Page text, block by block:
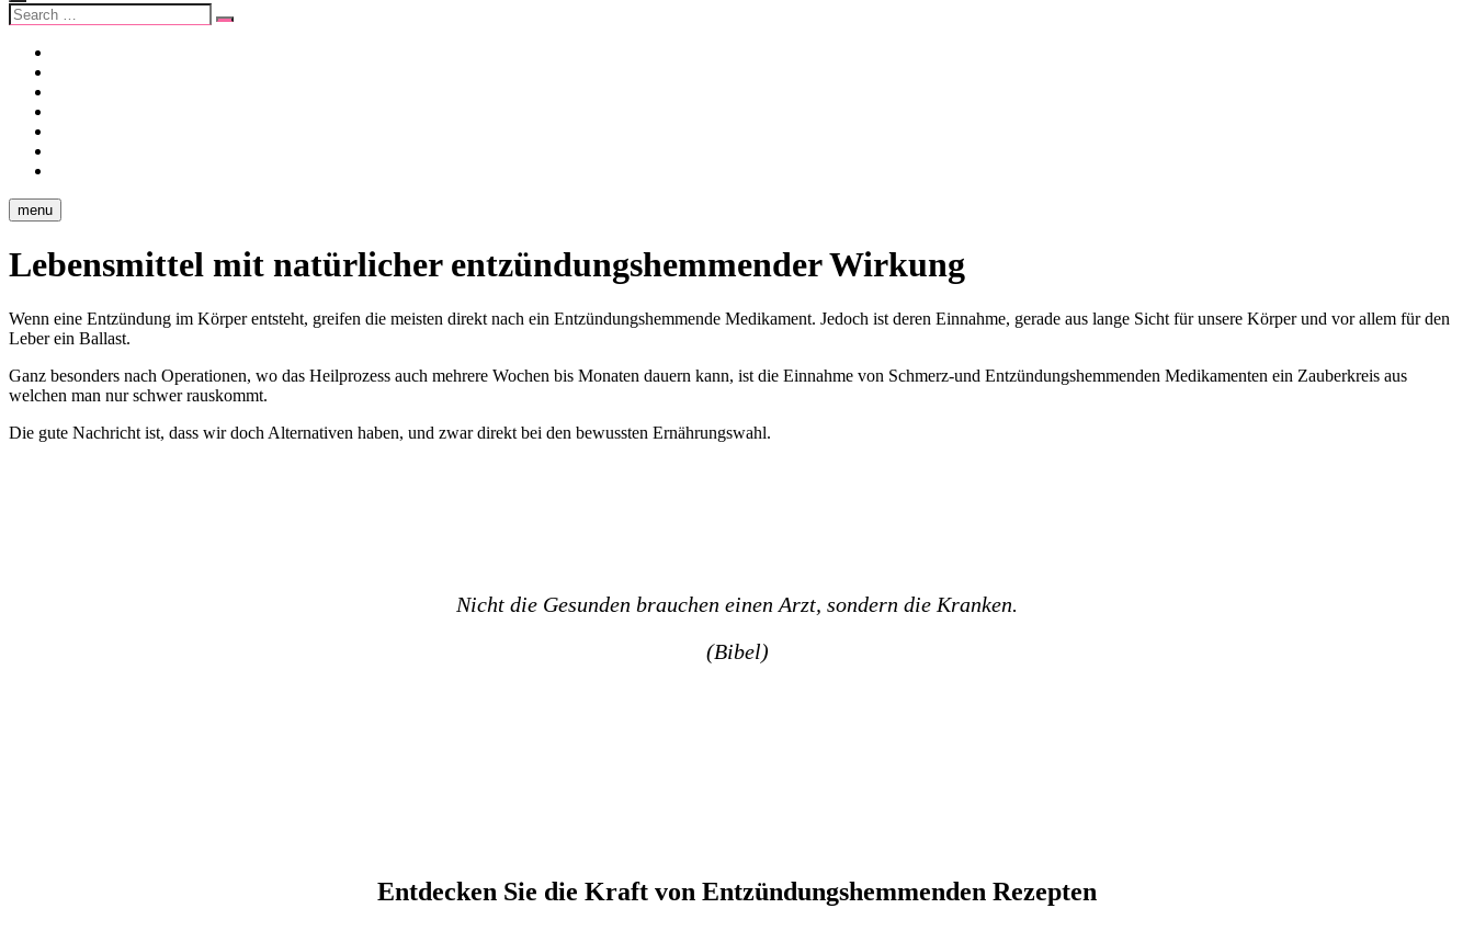
Search
…
menu
Lebensmittel mit natürlicher entzündungshemmender Wirkung
Wenn eine Entzündung im Körper entsteht, greifen die meisten direkt nach ein Entzündungshemmende Medikament. Jedoch ist deren Einnahme, gerade aus lange Sicht für unsere Körper und vor allem für den
Leber ein Ballast.
Ganz besonders nach Operationen, wo das Heilprozess auch mehrere Wochen bis Monaten dauern kann, ist die Einnahme von Schmerz-und Entzündungshemmenden Medikamenten ein Zauberkreis aus
welchen man nur schwer rauskommt.
Die gute Nachricht ist, dass wir doch Alternativen haben, und zwar direkt bei den bewussten Ernährungswahl.
Nicht die Gesunden brauchen einen Arzt, sondern die Kranken.
(Bibel)
Entdecken Sie die Kraft von Entzündungshemmenden Rezepten